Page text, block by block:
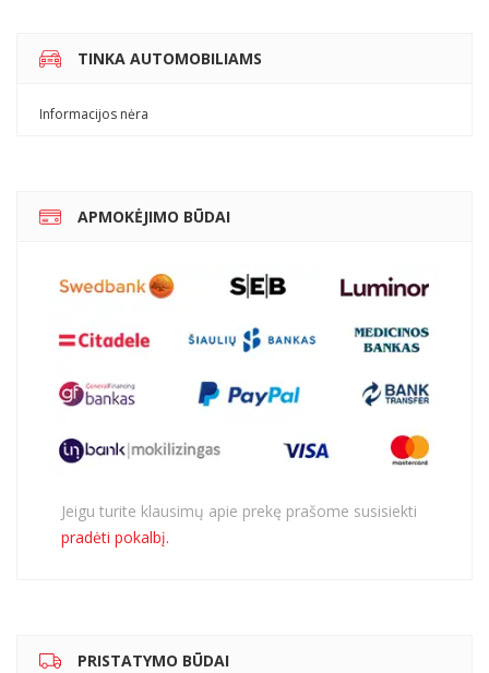
TINKA AUTOMOBILIAMS
Informacijos nėra
APMOKĖJIMO BŪDAI
Jeigu turite klausimų apie prekę prašome susisiekti
pradėti pokalbį.
PRISTATYMO BŪDAI